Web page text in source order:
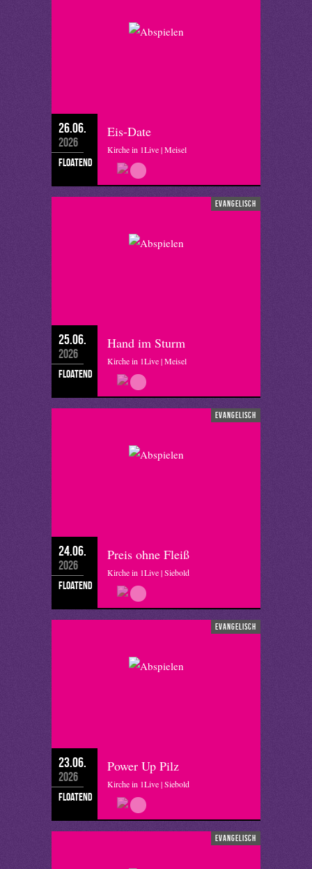
26.06.
2026
floatend
Eis-Date
Kirche in 1Live | Meisel
evangelisch
25.06.
2026
floatend
Hand im Sturm
Kirche in 1Live | Meisel
evangelisch
24.06.
2026
floatend
Preis ohne Fleiß
Kirche in 1Live | Siebold
evangelisch
23.06.
2026
floatend
Power Up Pilz
Kirche in 1Live | Siebold
evangelisch